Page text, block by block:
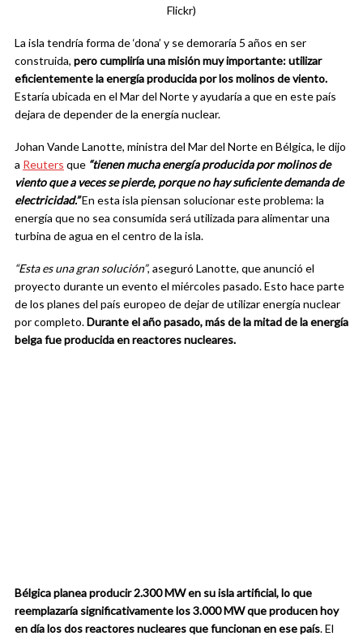
Flickr)
La isla tendría forma de ‘dona’ y se demoraría 5 años en ser
construida, pero cumpliría una misión muy importante: utilizar
eficientemente la energía producida por los molinos de viento.
Estaría ubicada en el Mar del Norte y ayudaría a que en este país
dejara de depender de la energía nuclear.
Johan Vande Lanotte, ministra del Mar del Norte en Bélgica, le dijo
a Reuters que “tienen mucha energía producida por molinos de
viento que a veces se pierde, porque no hay suficiente demanda de
electricidad.”En esta isla piensan solucionar este problema: la
energía que no sea consumida será utilizada para alimentar una
turbina de agua en el centro de la isla.
“Esta es una gran solución”, aseguró Lanotte, que anunció el
proyecto durante un evento el miércoles pasado. Esto hace parte
de los planes del país europeo de dejar de utilizar energía nuclear
por completo.Durante el año pasado, más de la mitad de la energía
belga fue producida en reactores nucleares.
Bélgica planea producir 2.300 MW en su isla artificial, lo que
reemplazaría significativamente los 3.000 MW que producen hoy
en día los dos reactores nucleares que funcionan en ese país. El